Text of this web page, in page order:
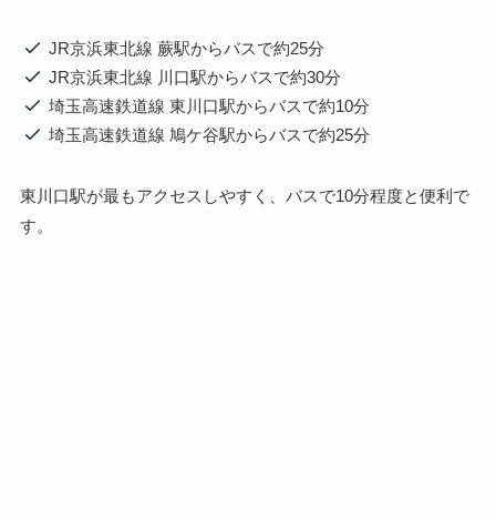
JR京浜東北線 蕨駅からバスで約25分
JR京浜東北線 川口駅からバスで約30分
埼玉高速鉄道線 東川口駅からバスで約10分
埼玉高速鉄道線 鳩ケ谷駅からバスで約25分
東川口駅が最もアクセスしやすく、バスで10分程度と便利で
す。